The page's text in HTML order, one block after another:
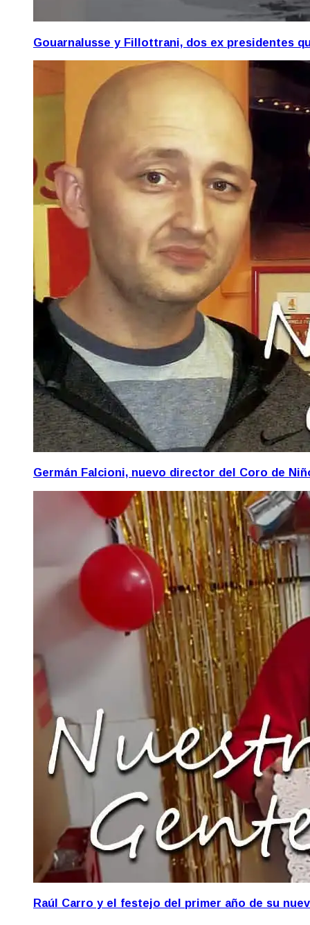
Gouarnalusse y Fillottrani, dos ex presidentes
Germán Falcioni, nuevo director del Coro de
Raúl Carro y el festejo del primer año de su